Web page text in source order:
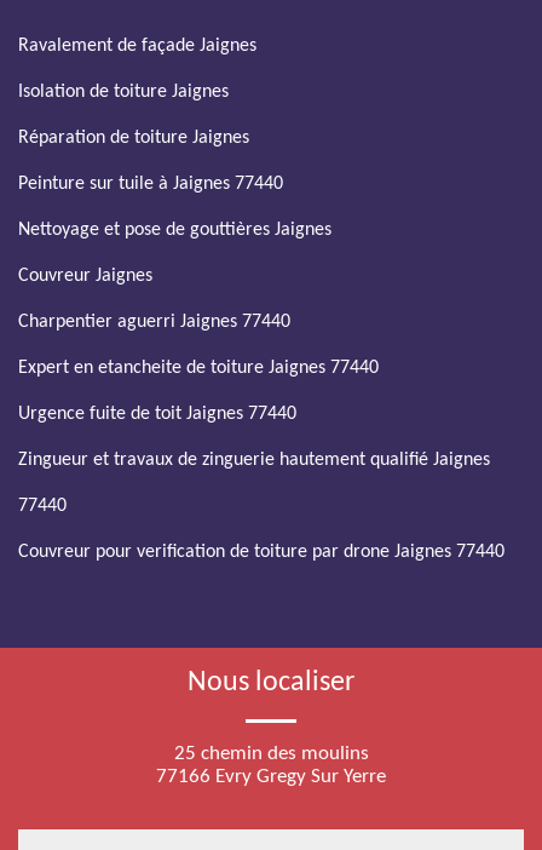
Ravalement de façade Jaignes
Isolation de toiture Jaignes
Réparation de toiture Jaignes
Peinture sur tuile à Jaignes 77440
Nettoyage et pose de gouttières Jaignes
Couvreur Jaignes
Charpentier aguerri Jaignes 77440
Expert en etancheite de toiture Jaignes 77440
Urgence fuite de toit Jaignes 77440
Zingueur et travaux de zinguerie hautement qualifié Jaignes
77440
Couvreur pour verification de toiture par drone Jaignes 77440
Nous localiser
25 chemin des moulins
77166 Evry Gregy Sur Yerre